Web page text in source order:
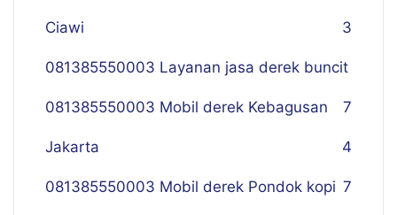
Ciawi 3
081385550003 Layanan jasa derek buncit
7
081385550003 Mobil derek Kebagusan
Jakarta 4
081385550003 Mobil derek Pondok kopi 7